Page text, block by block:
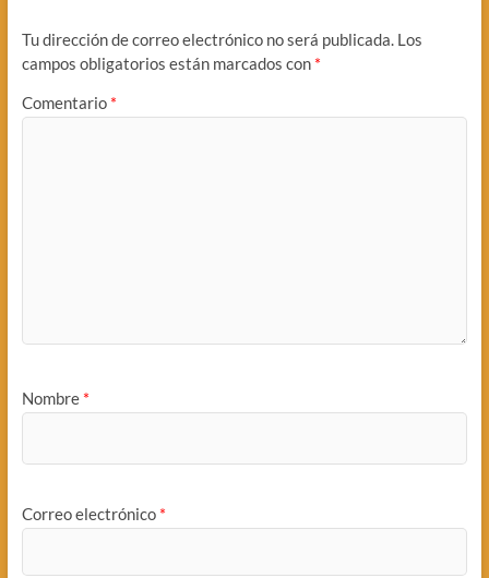
Tu dirección de correo electrónico no será publicada. Los
campos obligatorios están marcados con *
Comentario *
Nombre *
Correo electrónico *